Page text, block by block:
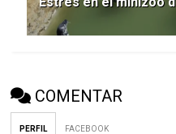
COMENTAR
PERFIL FACEBOOK